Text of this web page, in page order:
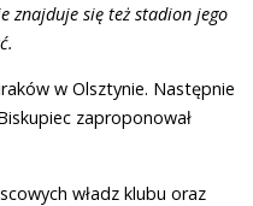
znajduje się też stadion jego
w Olsztynie. Następnie
zaproponował
władz klubu oraz